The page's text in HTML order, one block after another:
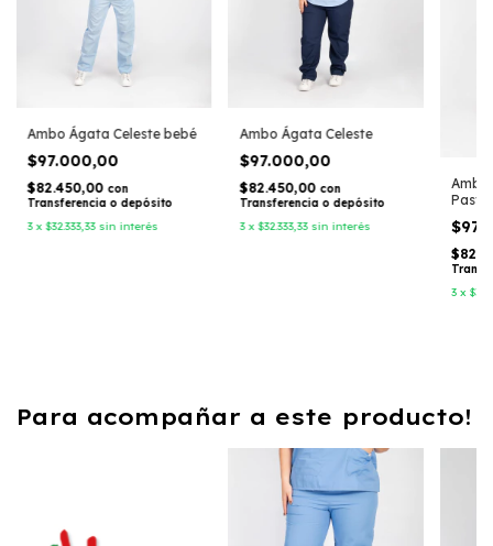
Ambo Ágata Celeste bebé
$97.000,00
$82.450,00 con
Transferencia o depósito
3 x$32.333,33 sin interés
Ambo Ágata Celeste
$97.000,00
$82.450,00 con
Transferencia o depósito
3 x$32.333,33 sin interés
Ambo
Pastel
3 x
Para acompañar a este producto!